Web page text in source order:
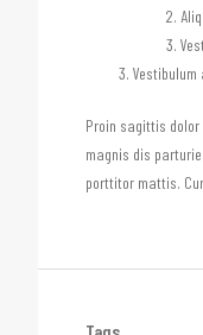
Vestibulum
Proin sagittis dolor
magnis dis
porttitor mattis.